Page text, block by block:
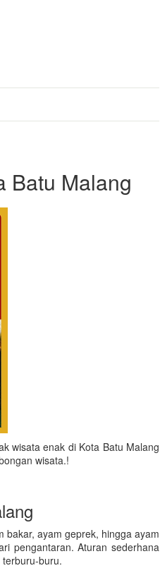
Batu Malang
wisata enak di Kota Batu Malang
wisata.!
bakar, ayam geprek, hingga ayam
pengantaran. Aturan sederhana
buru.